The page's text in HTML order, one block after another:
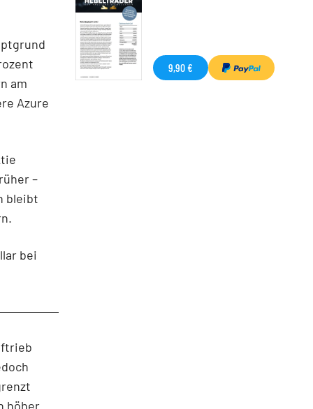
am
Azure
–
bleibt
bei
höher
9,90 €